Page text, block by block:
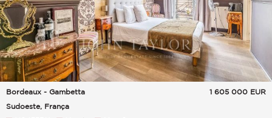
Bordeaux - Gambetta
Sudoeste, França
1 605 000 EUR